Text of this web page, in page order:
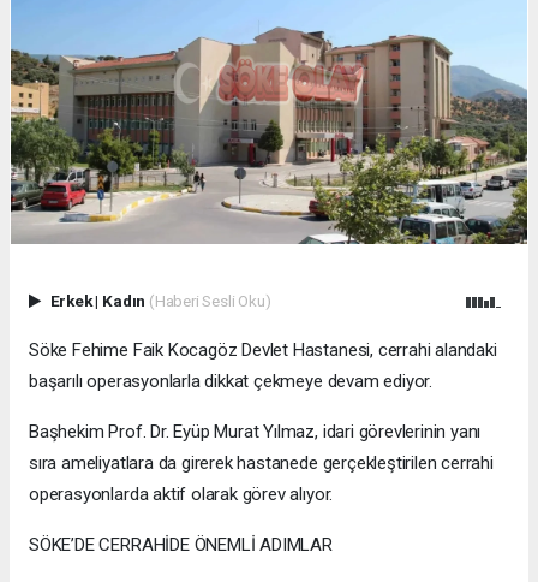
Erkek| Kadın (Haberi Sesli Oku)
Söke Fehime Faik Kocagöz Devlet Hastanesi, cerrahi alandaki
başarılı operasyonlarla dikkat çekmeye devam ediyor.
Başhekim Prof. Dr. Eyüp Murat Yılmaz, idari görevlerinin yanı
sıra ameliyatlara da girerek hastanede gerçekleştirilen cerrahi
operasyonlarda aktif olarak görev alıyor.
SÖKE’DE CERRAHİDE ÖNEMLİ ADIMLAR